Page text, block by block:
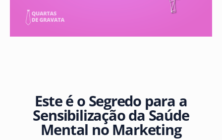
Este é o Segredo para a
Sensibilização da Saúde
Mental no Marketing